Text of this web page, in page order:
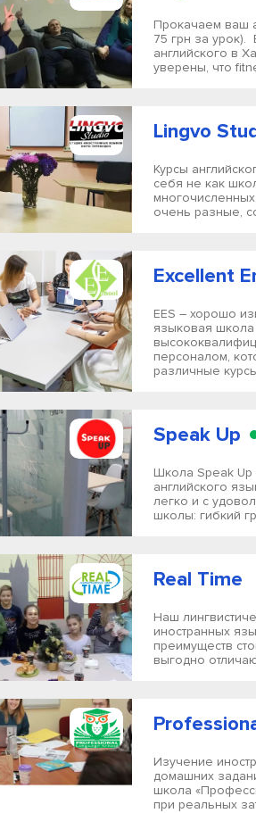
Прокачаем ваш
75 грн за урок).
английского в
уверены, что
Lingvo
Курсы
себя не как
очень разные,
Excellent
EES – хорошо
языковая
персоналом,
различные
Speak Up
Школа Speak Up
английского
легко и с
школы: гибкий
Real Time
Наш
иностранных
преимуществ
выгодно
Изучение
домашних
школа
при реальных